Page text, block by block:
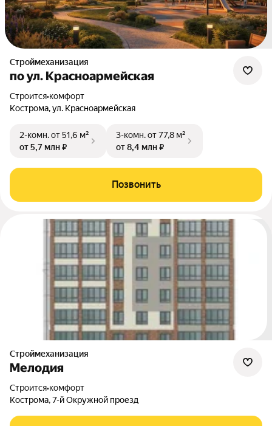
Строймеханизация
по ул. Красноармейская
Строится•комфорт
Кострома, ул. Красноармейская
2-комн.от 51,6 м²
от 5,7 млн ₽
3-комн.от 77,8 м²
от 8,4 млн ₽
Позвонить
Строймеханизация
Мелодия
Строится•комфорт
Кострома, 7-й Окружной проезд